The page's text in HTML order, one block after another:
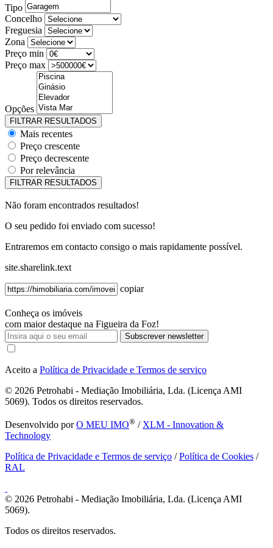
Tipo
Concelho
Freguesia
Zona
Preço min
Preço max
Opções
Mais recentes
Preço crescente
Preço decrescente
Por relevância
Não foram encontrados resultados!
O seu pedido foi enviado com sucesso!
Entraremos em contacto consigo o mais rapidamente possível.
site.sharelink.text
copiar
Conheça os imóveis
com maior destaque na Figueira da Foz!
Subscrever newsletter
Aceito a Política de Privacidade e Termos de serviço
© 2026 Petrohabi - Mediação Imobiliária, Lda. (Licença AMI
5069). Todos os direitos reservados.
Desenvolvido porO MEU IMO® / XLM - Innovation &
Technology
Política de Privacidade e Termos de serviço /Política de Cookies /
RAL
© 2026 Petrohabi - Mediação Imobiliária, Lda. (Licença AMI
5069).
Todos os direitos reservados.